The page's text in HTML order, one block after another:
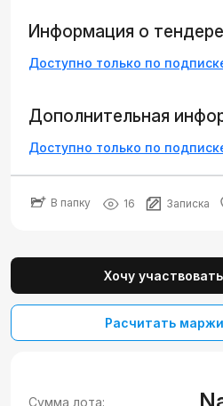
Информация о
Доступно только по
Дополнительная
Доступно только по
В папку 16 Записка
Хочу
Расчитать
Сумма лота: